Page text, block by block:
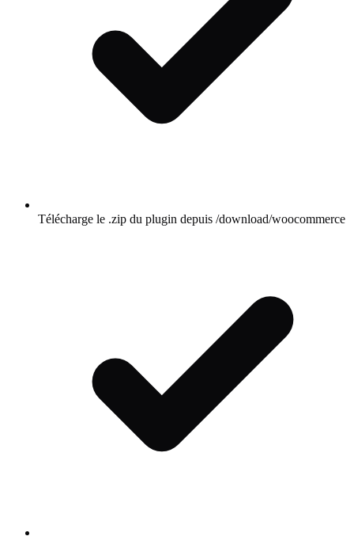
Télécharge le .zip du plugin depuis /download/woocommerce